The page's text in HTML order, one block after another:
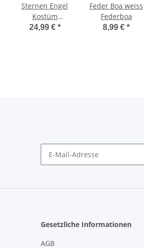
Sternen Engel
Kostüm
Engelskostüm
24,99 € *
Feder Boa weiss
Federboa
8,99 € *
Gesetzliche Informationen
AGB